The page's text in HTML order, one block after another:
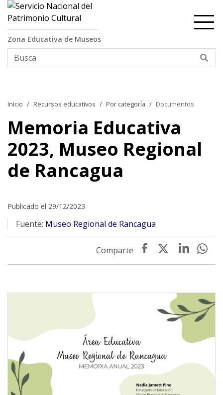
Contenido principal
Zona Educativa de Museos
Inicio Recursos educativos Por categoría Documentos
Memoria Educativa
2023, Museo Regional
de Rancagua
Publicado el 29/12/2023
Fuente: Museo Regional de Rancagua